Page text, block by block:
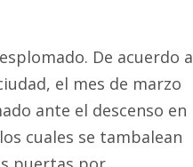
De acuerdo a
el mes de marzo
ante el descenso en
cuales se tambalean